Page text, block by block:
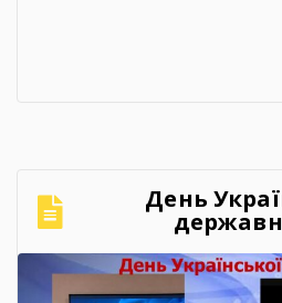
День